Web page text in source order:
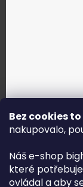
Bez cookies
nakupovalo,
Náš e-shop
které
ovládal a aby